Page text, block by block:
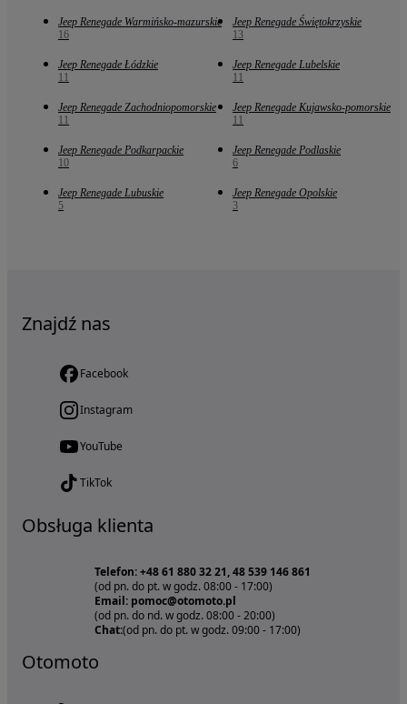
Jeep Renegade Warmińsko-mazurskie
16
Jeep Renegade Świętokrzyskie
13
Jeep Renegade Łódzkie
11
Jeep Renegade Lubelskie
11
Jeep Renegade Zachodniopomorskie
11
Jeep Renegade Kujawsko-pomorskie
11
Jeep Renegade Podkarpackie
10
Jeep Renegade Podlaskie
6
Jeep Renegade Lubuskie
5
Jeep Renegade Opolskie
3
Znajdź nas
Facebook
Instagram
YouTube
TikTok
Obsługa klienta
Telefon: +48 61 880 32 21, 48 539 146 861
(od pn. do pt. w godz. 08:00 - 17:00)
Email: pomoc@otomoto.pl
(od pn. do nd. w godz. 08:00 - 20:00)
Chat:(od pn. do pt. w godz. 09:00 - 17:00)
Otomoto